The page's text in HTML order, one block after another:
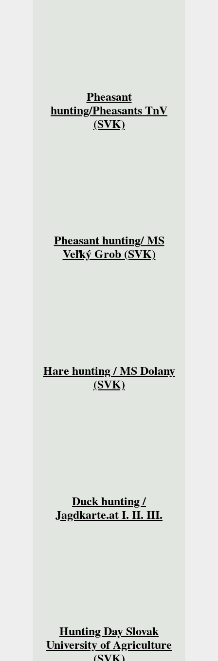
Pheasant
hunting/Pheasants TnV
(SVK)
Pheasant hunting/ MS
Veľký Grob (SVK)
Hare hunting / MS Dolany
(SVK)
Duck hunting /
Jagdkarte.at I. II. III.
Hunting Day Slovak
University of Agriculture